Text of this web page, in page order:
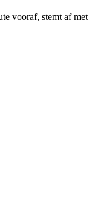
vooraf, stemt af